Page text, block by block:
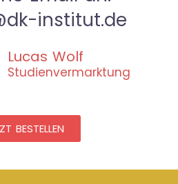
institut.de
Lucas Wolf
Studienvermarktung
BESTELLEN